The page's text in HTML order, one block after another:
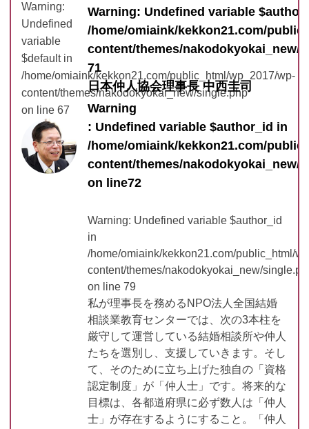
Warning:
Undefined
variable
$default in
/home/omiaink/kekkon21.com/public_html/wp_2017/wp-
content/themes/nakodokyokai_new/single.php
on line 67
Warning: Undefined variable
/home/omiaink/kekkon21.com/
content/themes/nakodokyokai_new/
71
日本仲人協会理事長 中西圭司
Warning
: Undefined variable $author_id in
/home/omiaink/kekkon21.com/
content/themes/nakodokyokai_new/
on line72
Warning: Undefined variable $author_id
in
/home/omiaink/kekkon21.com/public_html/
content/themes/nakodokyokai_new/
on line 79
私が理事長を務めるNPO法人全国結婚
相談業教育センターでは、次の3本柱を
厳守して運営している結婚相談所や仲人
たちを選別し、支援していきます。そし
て、そのために立ち上げた独自の「資格
認定制度」が「仲人士」です。将来的な
目標は、各都道府県に必ず数人は「仲人
士」が存在するようにすること。「仲人